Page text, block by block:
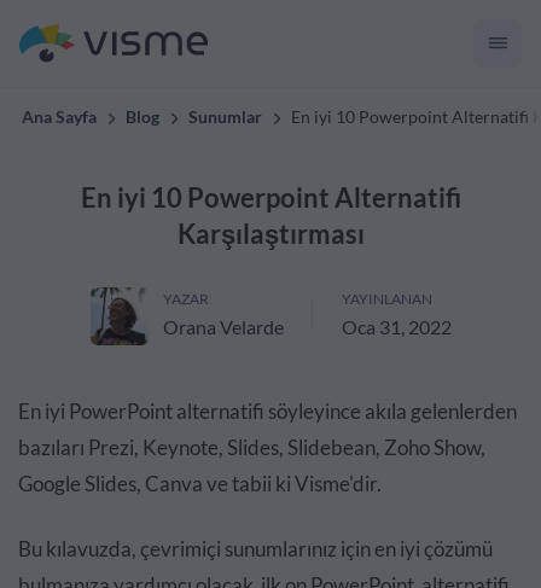
Ana Sayfa Blog Sunumlar En iyi 10 Powerpoint Alternatifi
En iyi 10 Powerpoint Alternatifi
Karşılaştırması
YAZAR
Orana Velarde
YAYINLANAN
Oca 31, 2022
En iyi PowerPoint alternatifi söyleyince akıla gelenlerden
bazıları Prezi, Keynote, Slides, Slidebean, Zoho Show,
Google Slides, Canva ve tabii ki Visme'dir.
Bu kılavuzda, çevrimiçi sunumlarınız için en iyi çözümü